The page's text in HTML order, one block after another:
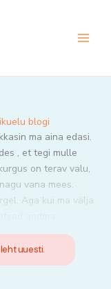
blogi
ma aina edasi.
, et tegi mulle
on terav valu,
vana mees.
Aga kui ma välja
uuesti.